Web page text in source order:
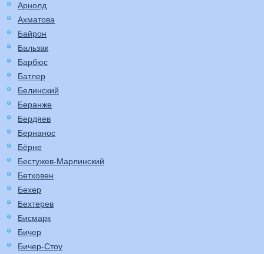
Арнолд
Ахматова
Байрон
Бальзак
Барбюс
Батлер
Белинский
Беранже
Бердяев
Бернанос
Бёрне
Бестужев-Марлинский
Бетховен
Бехер
Бехтерев
Бисмарк
Бичер
Бичер-Стоу